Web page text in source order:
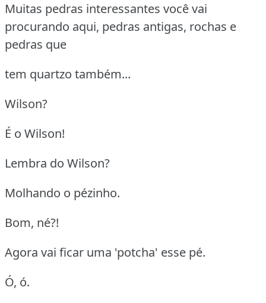
Muitas pedras interessantes você vai
procurando aqui, pedras antigas, rochas e
pedras que
tem quartzo também...
Wilson?
É o Wilson!
Lembra do Wilson?
Molhando o pézinho.
Bom, né?!
Agora vai ficar uma 'potcha' esse pé.
Ó, ó.